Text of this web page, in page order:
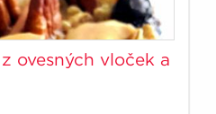
ovesných vloček a